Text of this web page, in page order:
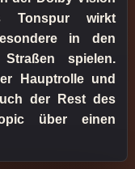
Tonspur wirkt
in den
spielen.
Hauptrolle und
der Rest des
über einen